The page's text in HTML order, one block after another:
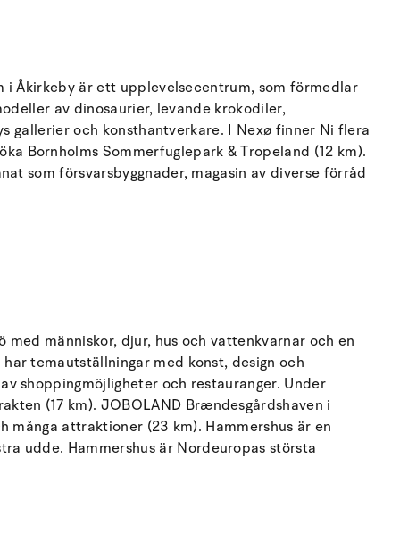
i Åkirkeby är ett upplevelsecentrum, som förmedlar
av dinosaurier, levande krokodiler,
gallerier och konsthantverkare. I Nexø finner Ni flera
Bornholms Sommerfuglepark & Tropeland (12 km).
som försvarsbyggnader, magasin av diverse förråd
människor, djur, hus och vattenkvarnar och en
temautställningar med konst, design och
shoppingmöjligheter och restauranger. Under
(17 km). JOBOLAND Brændesgårdshaven i
attraktioner (23 km). Hammershus är en
udde. Hammershus är Nordeuropas största